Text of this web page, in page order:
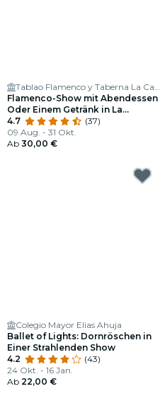
Tablao Flamenco y Taberna La Carmela
Flamenco-Show mit Abendessen
Oder Einem Getränk in La
Carmela
4.7
(37)
09 Aug. - 31 Okt.
Ab 30,00 €
Colegio Mayor Elias Ahuja
Ballet of Lights: Dornröschen in
Einer Strahlenden Show
4.2
(43)
24 Okt. - 16 Jan.
Ab 22,00 €